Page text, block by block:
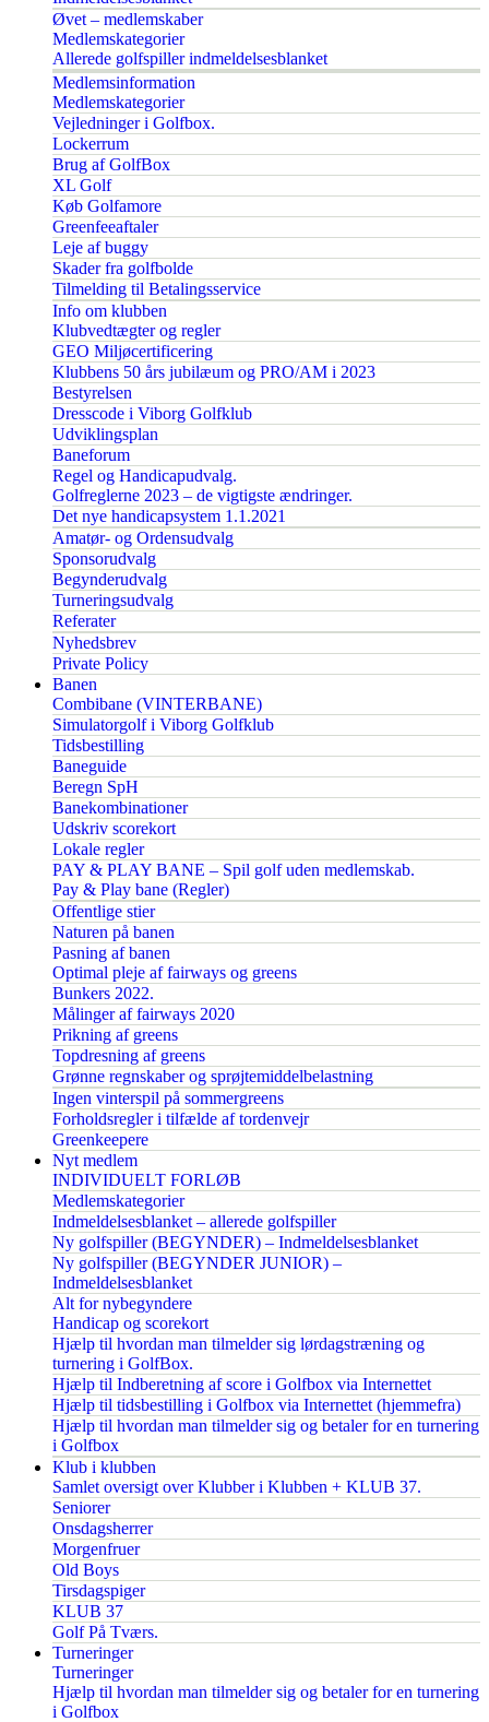
Øvet – medlemskaber
Medlemskategorier
Allerede golfspiller indmeldelsesblanket
Medlemsinformation
Medlemskategorier
Vejledninger i Golfbox.
Lockerrum
Brug af GolfBox
XL Golf
Køb Golfamore
Greenfeeaftaler
Leje af buggy
Skader fra golfbolde
Tilmelding til Betalingsservice
Info om klubben
Klubvedtægter og regler
GEO Miljøcertificering
Klubbens 50 års jubilæum og PRO/AM i 2023
Bestyrelsen
Dresscode i Viborg Golfklub
Udviklingsplan
Baneforum
Regel og Handicapudvalg.
Golfreglerne 2023 – de vigtigste ændringer.
Det nye handicapsystem 1.1.2021
Amatør- og Ordensudvalg
Sponsorudvalg
Begynderudvalg
Turneringsudvalg
Referater
Nyhedsbrev
Private Policy
Banen
Combibane (VINTERBANE)
Simulatorgolf i Viborg Golfklub
Tidsbestilling
Baneguide
Beregn SpH
Banekombinationer
Udskriv scorekort
Lokale regler
PAY & PLAY BANE – Spil golf uden medlemskab.
Pay & Play bane (Regler)
Offentlige stier
Naturen på banen
Pasning af banen
Optimal pleje af fairways og greens
Bunkers 2022.
Målinger af fairways 2020
Prikning af greens
Topdresning af greens
Grønne regnskaber og sprøjtemiddelbelastning
Ingen vinterspil på sommergreens
Forholdsregler i tilfælde af tordenvejr
Greenkeepere
Nyt medlem
INDIVIDUELT FORLØB
Medlemskategorier
Indmeldelsesblanket – allerede golfspiller
Ny golfspiller (BEGYNDER) – Indmeldelsesblanket
Ny golfspiller (BEGYNDER JUNIOR) –
Indmeldelsesblanket
Alt for nybegyndere
Handicap og scorekort
Hjælp til hvordan man tilmelder sig lørdagstræning og
turnering i GolfBox.
Hjælp til Indberetning af score i Golfbox via Internettet
Hjælp til tidsbestilling i Golfbox via Internettet (hjemmefra)
Hjælp til hvordan man tilmelder sig og betaler for en turnering
i Golfbox
Klub i klubben
Samlet oversigt over Klubber i Klubben + KLUB 37.
Seniorer
Onsdagsherrer
Morgenfruer
Old Boys
Tirsdagspiger
KLUB 37
Golf På Tværs.
Turneringer
Turneringer
Hjælp til hvordan man tilmelder sig og betaler for en turnering
i Golfbox